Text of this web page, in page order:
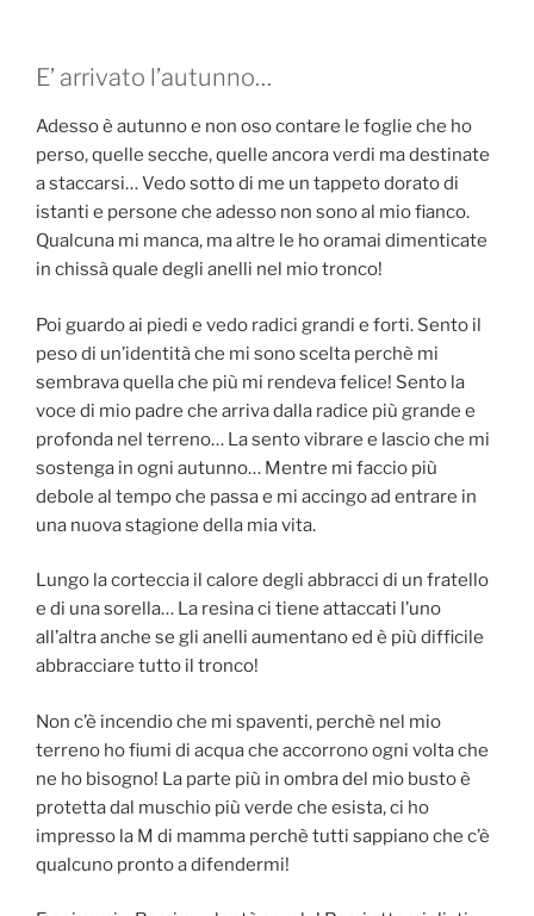
E’ arrivato l’autunno…
Adesso è autunno e non oso contare le foglie che ho
perso, quelle secche, quelle ancora verdi ma destinate
a staccarsi… Vedo sotto di me un tappeto dorato di
istanti e persone che adesso non sono al mio fianco.
Qualcuna mi manca, ma altre le ho oramai dimenticate
in chissà quale degli anelli nel mio tronco!
Poi guardo ai piedi e vedo radici grandi e forti. Sento il
peso di un’identità che mi sono scelta perchè mi
sembrava quella che più mi rendeva felice! Sento la
voce di mio padre che arriva dalla radice più grande e
profonda nel terreno… La sento vibrare e lascio che mi
sostenga in ogni autunno… Mentre mi faccio più
debole al tempo che passa e mi accingo ad entrare in
una nuova stagione della mia vita.
Lungo la corteccia il calore degli abbracci di un fratello
e di una sorella… La resina ci tiene attaccati l’uno
all’altra anche se gli anelli aumentano ed è più difficile
abbracciare tutto il tronco!
Non c’è incendio che mi spaventi, perchè nel mio
terreno ho fiumi di acqua che accorrono ogni volta che
ne ho bisogno! La parte più in ombra del mio busto è
protetta dal muschio più verde che esista, ci ho
impresso la M di mamma perchè tutti sappiano che c’è
qualcuno pronto a difendermi!